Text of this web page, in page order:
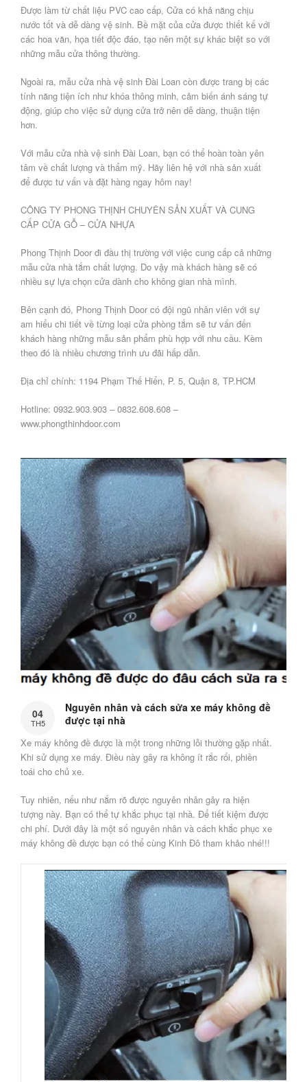
Được làm từ chất liệu PVC cao cấp, Cửa có khả năng chịu
nước tốt và dễ dàng vệ sinh. Bề mặt của cửa được thiết kế với
các hoa văn, họa tiết độc đáo, tạo nên một sự khác biệt so với
những mẫu cửa thông thường.
Ngoài ra, mẫu cửa nhà vệ sinh Đài Loan còn được trang bị các
tính năng tiện ích như khóa thông minh, cảm biến ánh sáng tự
động, giúp cho việc sử dụng cửa trở nên dễ dàng, thuận tiện
hơn.
Với mẫu cửa nhà vệ sinh Đài Loan, bạn có thể hoàn toàn yên
tâm về chất lượng và thẩm mỹ. Hãy liên hệ với nhà sản xuất
để được tư vấn và đặt hàng ngay hôm nay!
CÔNG TY PHONG THỊNH CHUYÊN SẢN XUẤT VÀ CUNG
CẤP CỬA GỖ – CỬA NHỰA
Phong Thịnh Door đi đầu thị trường với việc cung cấp cả những
mẫu cửa nhà tắm chất lượng. Do vậy mà khách hàng sẽ có
nhiều sự lựa chọn cửa dành cho không gian nhà mình.
Bên cạnh đó, Phong Thịnh Door có đội ngũ nhân viên với sự
am hiểu chi tiết về từng loại cửa phòng tắm sẽ tư vấn đến
khách hàng những mẫu sản phẩm phù hợp với nhu cầu. Kèm
theo đó là nhiều chương trình ưu đãi hấp dẫn.
Địa chỉ chính: 1194 Phạm Thế Hiển, P. 5, Quận 8, TP.HCM
Hotline: 0932.903.903 – 0832.608.608 –
www.phongthinhdoor.com
04
TH5
Nguyên nhân và cách sửa xe máy không đề
được tại nhà
Xe máy không đề được là một trong những lỗi thường gặp nhất.
Khi sử dụng xe máy. Điều này gây ra không ít rắc rối, phiền
toái cho chủ xe.
Tuy nhiên, nếu như nắm rõ được nguyên nhân gây ra hiện
tượng này. Bạn có thể tự khắc phục tại nhà. Để tiết kiệm được
chi phí. Dưới đây là một số nguyên nhân và cách khắc phục xe
máy không đề được bạn có thể cùng Kinh Đô tham khảo nhé!!!